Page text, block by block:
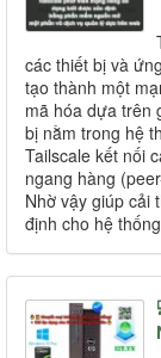
các thiết bị và
tạo thành một
mã hóa dựa trên
bị nằm trong hệ
Tailscale kết nối
ngang hàng
Nhờ vậy giúp cải
định cho hệ